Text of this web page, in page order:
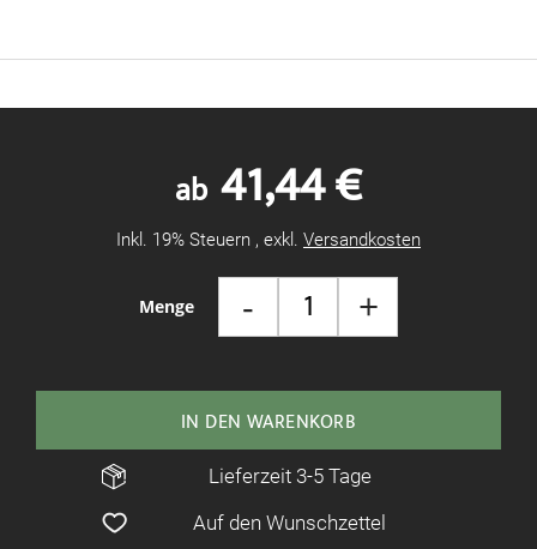
Menge - +
ab 41,44 €
Inkl. 19% Steuern , exkl. Versandkosten
IN DEN WARENKORB
Lieferzeit 3-5 Tage
Auf den Wunschzettel